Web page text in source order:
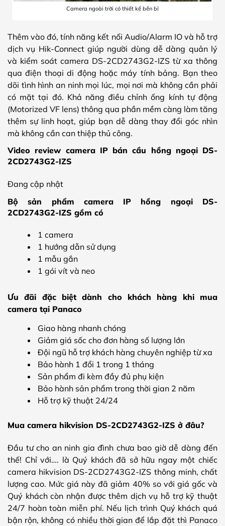
Camera ngoài trời có thiết kế bền bỉ
Thêm vào đó, tính năng kết nối Audio/Alarm IO và hỗ trợ
dịch vụ Hik-Connect giúp người dùng dễ dàng quản lý
và kiểm soát camera DS-2CD2743G2-IZS từ xa thông
qua điện thoại di động hoặc máy tính bảng. Bạn theo
dõi tình hình an ninh mọi lúc, mọi nơi mà không cần phải
có mặt tại đó. Khả năng điều chỉnh ống kính tự động
(Motorized VF lens) thông qua phần mềm càng làm tăng
thêm sự linh hoạt, giúp bạn dễ dàng thay đổi góc nhìn
mà không cần can thiệp thủ công.
Video review camera IP bán cầu hồng ngoại DS-
2CD2743G2-IZS
Đang cập nhật
Bộ sản phẩm camera IP hồng ngoại DS-
2CD2743G2-IZS gồm có
1 camera
1 hướng dẫn sử dụng
1 mẫu gắn
1 gói vít và neo
Ưu đãi đặc biệt dành cho khách hàng khi mua
camera tại Panaco
Giao hàng nhanh chóng
Giảm giá sốc cho đơn hàng số lượng lớn
Đội ngũ hỗ trợ khách hàng chuyên nghiệp từ xa
Bảo hành 1 đổi 1 trong 1 tháng
Sản phẩm đi kèm đầy đủ phụ kiện
Bảo hành sản phẩm trong thời gian 2 năm
Hỗ trợ kỹ thuật 24/24
Mua camera hikvision DS-2CD2743G2-IZS ở đâu?
Đầu tư cho an ninh gia đình chưa bao giờ dễ dàng đến
thế! Chỉ với…. là Quý khách đã sở hữu ngay một chiếc
camera hikvision DS-2CD2743G2-IZS thông minh, chất
lượng cao. Mức giá này đã giảm 40% so với giá gốc và
Quý khách còn nhận được thêm dịch vụ hỗ trợ kỹ thuật
24/7 hoàn toàn miễn phí. Nếu lịch trình Quý khách quá
bận rộn, không có nhiều thời gian để lắp đặt thì Panaco